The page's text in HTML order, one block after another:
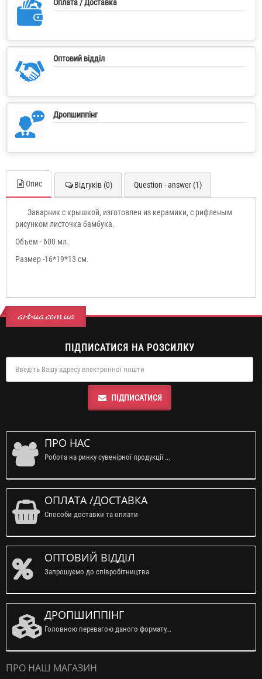
Оплата / Доставка
Оптовий відділ
Дропшиппінг
Опис Відгуків (0) Question - answer (1)
Заварник с крышкой, изготовлен из керамики, с рифленым
рисунком листочка бамбука.
Объем - 600 мл.
Размер -16*19*13 см.
art-ua.com.ua
ПІДПИСАТИСЯ НА РОЗСИЛКУ
ПІДПИСАТИСЯ
ПРО НАС
Робота на ринку сувенірної продукції ...
ОПЛАТА /ДОСТАВКА
Способи доставки та оплати
ОПТОВИЙ ВІДДІЛ
Запрошуємо до співробітництва
ДРОПШИППІНГ
Головною перевагою даного формату...
ПРО НАШ МАГАЗИН